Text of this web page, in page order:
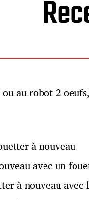
au robot 2
à nouveau
avec un
à nouveau avec